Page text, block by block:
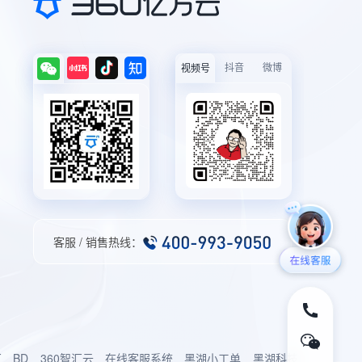
视频号 抖音 微博
客服 / 销售热线：
BD 360智汇云 在线客服系统 黑湖小工单 黑湖科技